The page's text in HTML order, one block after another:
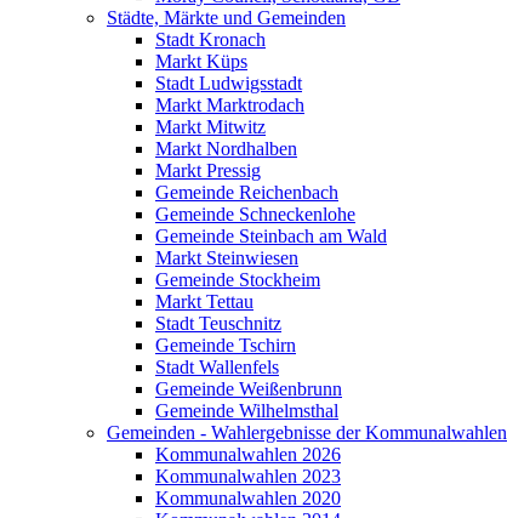
Städte, Märkte und Gemeinden
Stadt Kronach
Markt Küps
Stadt Ludwigsstadt
Markt Marktrodach
Markt Mitwitz
Markt Nordhalben
Markt Pressig
Gemeinde Reichenbach
Gemeinde Schneckenlohe
Gemeinde Steinbach am Wald
Markt Steinwiesen
Gemeinde Stockheim
Markt Tettau
Stadt Teuschnitz
Gemeinde Tschirn
Stadt Wallenfels
Gemeinde Weißenbrunn
Gemeinde Wilhelmsthal
Gemeinden - Wahlergebnisse der Kommunalwahlen
Kommunalwahlen 2026
Kommunalwahlen 2023
Kommunalwahlen 2020